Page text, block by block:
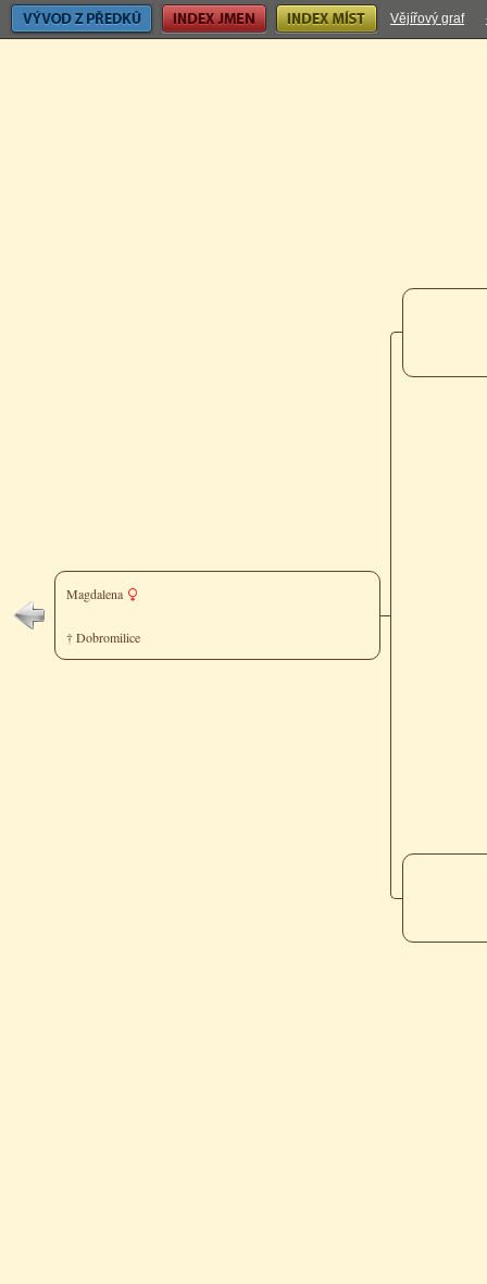
Vývod z předků Index jmen Index míst Vějířový graf
Magdalena
† Dobromilice